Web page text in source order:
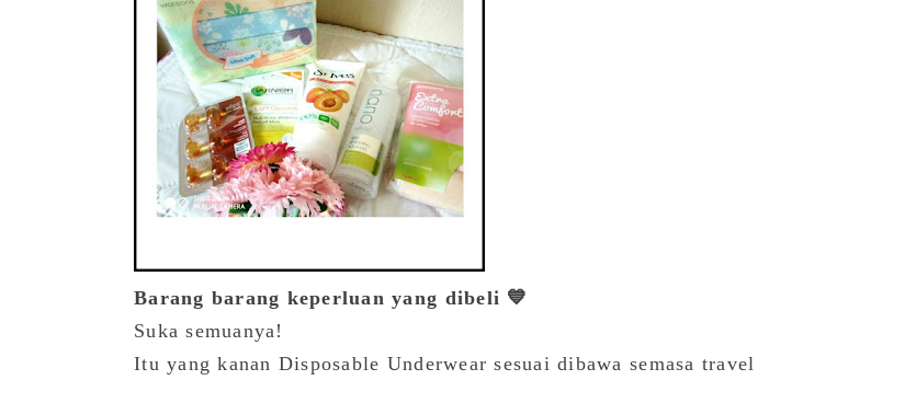
Barang barang keperluan yang dibeli 💙
Suka semuanya!
Itu yang kanan Disposable Underwear sesuai dibawa semasa travel